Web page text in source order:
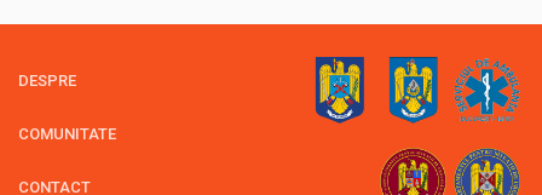
DESPRE
COMUNITATE
CONTACT